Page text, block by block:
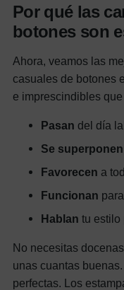
Por qué las
botones son
Ahora, veamos las
casuales de botones
e imprescindibles
Pasan del día
Se superponen
Favorecen a
Funcionan
Hablan tu estilo
No necesitas
unas cuantas
perfectas. Los